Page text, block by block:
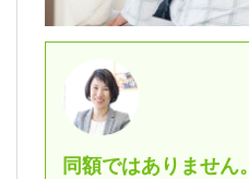
同額ではありません。